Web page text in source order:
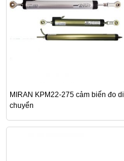
MIRAN KPM22-275 cảm biến đo di
chuyển